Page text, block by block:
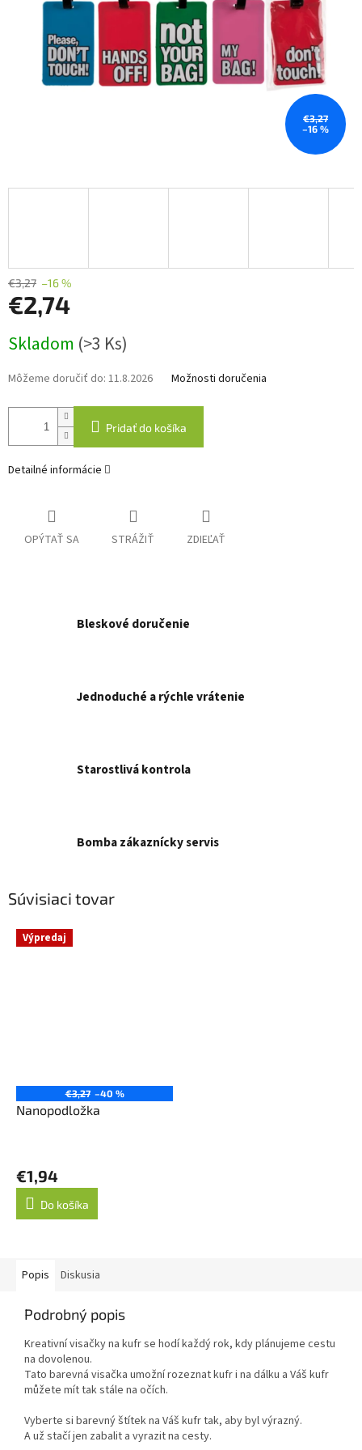
€3,27
–16 %
€3,27 –16 %
€2,74
cena:
Skladom (>3 Ks)
Môžeme doručiť do: 11.8.2026 Možnosti doručenia
Pridať do košíka
Detailné informácie
OPÝTAŤ SA STRÁŽIŤ ZDIEĽAŤ
Bleskové doručenie
Jednoduché a rýchle vrátenie
Starostlivá kontrola
Bomba zákaznícky servis
Súvisiaci tovar
Výpredaj
€3,27 –40 %
Nanopodložka
€1,94
Do košíka
Popis Diskusia
Podrobný popis
Kreativní visačky na kufr se hodí každý rok, kdy plánujeme cestu
na dovolenou.
Tato barevná visačka umožní rozeznat kufr i na dálku a Váš kufr
můžete mít tak stále na očích.
Vyberte si barevný štítek na Váš kufr tak, aby byl výrazný.
A už stačí jen zabalit a vyrazit na cesty.